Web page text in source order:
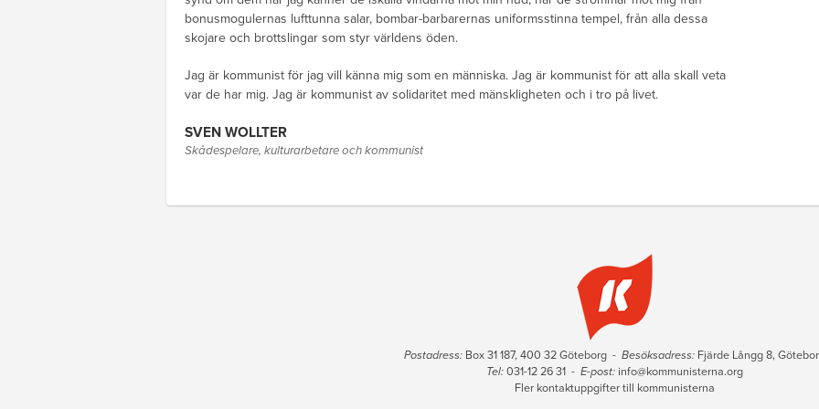
bonusmogulernas lufttunna salar, bombar-barbarernas uniformsstinna tempel, från alla dessa
skojare och brottslingar som styr världens öden.
Jag är kommunist för jag vill känna mig som en människa. Jag är kommunist för att alla skall veta
var de har mig. Jag är kommunist av solidaritet med mänskligheten och i tro på livet.
SVEN WOLLTER
Skådespelare, kulturarbetare och kommunist
Postadress:Box 31 187, 400 32 Göteborg - Besöksadress:Fjärde Långg 8,
Tel:031-12 26 31 - E-post: info@kommunisterna.org
Fler kontaktuppgifter till kommunisterna